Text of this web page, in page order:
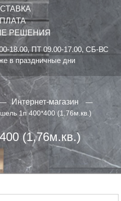
РЕШЕНИЯ
18.00, ПТ 09.00-17.00, СБ-ВС
в праздничные дни
Интернет-магазин
1п 400*400 (1,76м.кв.)
(1,76м.кв.)